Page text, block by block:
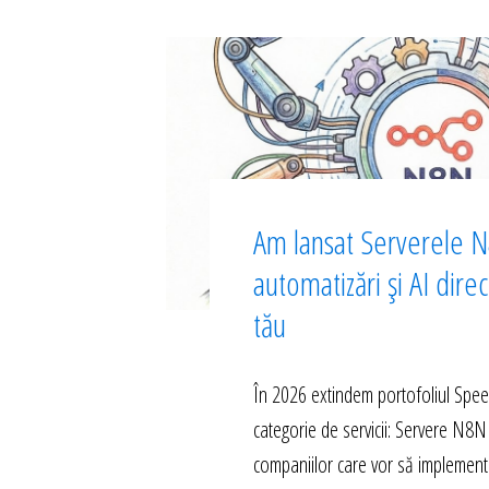
Am lansat Serverele
automatizări și AI
tău
În 2026 extindem portofoliul
categorie de servicii: Servere
companiilor care vor să